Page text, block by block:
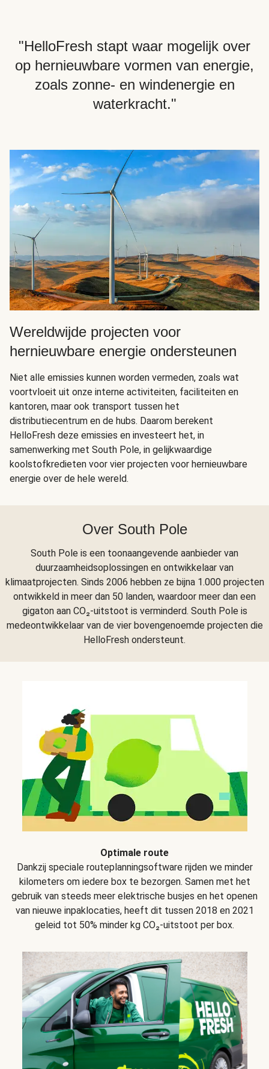
"HelloFresh stapt waar mogelijk over
op hernieuwbare vormen van energie,
zoals zonne- en windenergie en
waterkracht."
Wereldwijde projecten voor
hernieuwbare energie ondersteunen
Niet alle emissies kunnen worden vermeden, zoals wat
voortvloeit uit onze interne activiteiten, faciliteiten en
kantoren, maar ook transport tussen het
distributiecentrum en de hubs. Daarom berekent
HelloFresh deze emissies en investeert het, in
samenwerking met South Pole, in gelijkwaardige
koolstofkredieten voor vier projecten voor hernieuwbare
energie over de hele wereld.
Over South Pole
South Pole is een toonaangevende aanbieder van
duurzaamheidsoplossingen en ontwikkelaar van
klimaatprojecten. Sinds 2006 hebben ze bijna 1.000 projecten
ontwikkeld in meer dan 50 landen, waardoor meer dan een
gigaton aan CO₂-uitstoot is verminderd. South Pole is
medeontwikkelaar van de vier bovengenoemde projecten die
HelloFresh ondersteunt.
Optimale route
Dankzij speciale routeplanningsoftware rijden we minder
kilometers om iedere box te bezorgen. Samen met het
gebruik van steeds meer elektrische busjes en het openen
van nieuwe inpaklocaties, heeft dit tussen 2018 en 2021
geleid tot 50% minder kg CO₂-uitstoot per box.